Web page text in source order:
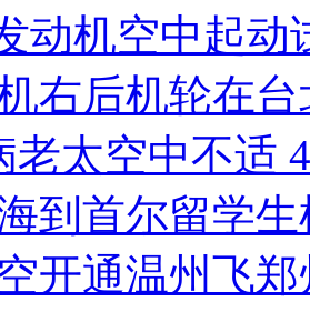
动机空中起动
右后机轮在
老太空中不适
到首尔留学
开通温州飞